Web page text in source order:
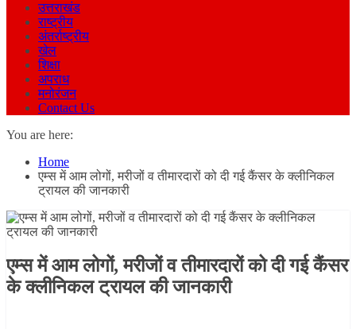
उत्तराखंड
राष्ट्रीय
अंतर्राष्ट्रीय
खेल
शिक्षा
अपराध
मनोरंजन
Contact Us
You are here:
Home
एम्स में आम लोगों, मरीजों व तीमारदारों को दी गई कैंसर के क्लीनिकल
ट्रायल की जानकारी
एम्स में आम लोगों, मरीजों व तीमारदारों को दी गई कैंसर
के क्लीनिकल ट्रायल की जानकारी